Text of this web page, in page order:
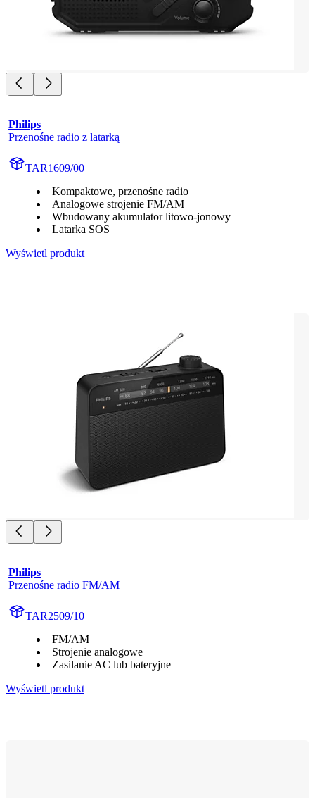
Philips
Przenośne radio z latarką
TAR1609/00
Kompaktowe, przenośne radio
Analogowe strojenie FM/AM
Wbudowany akumulator litowo-jonowy
Latarka SOS
Wyświetl produkt
Philips
Przenośne radio FM/AM
TAR2509/10
FM/AM
Strojenie analogowe
Zasilanie AC lub bateryjne
Wyświetl produkt